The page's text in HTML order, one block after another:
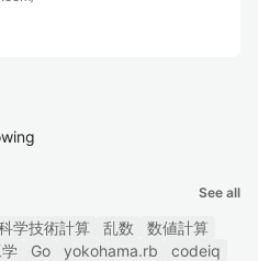
See all
学技術計算 乱数
数値計算
Go yokohama.rb
codeiq